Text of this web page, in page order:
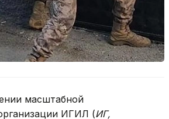
масштабной
ИГИЛ (ИГ,